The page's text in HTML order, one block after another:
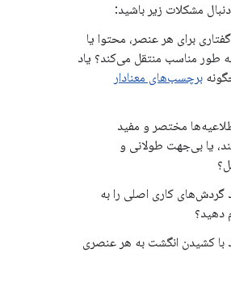
مشکلات زیر باشید:
گفتاری برای هر عنصر، محتوا یا
طور مناسب منتقل می‌کند؟ یاد
برچسب‌های معنادار
مختصر و مفید
یا بی‌جهت طولانی و
گردش‌های کاری اصلی را به
دهید؟
با کشیدن انگشت به هر عنصری